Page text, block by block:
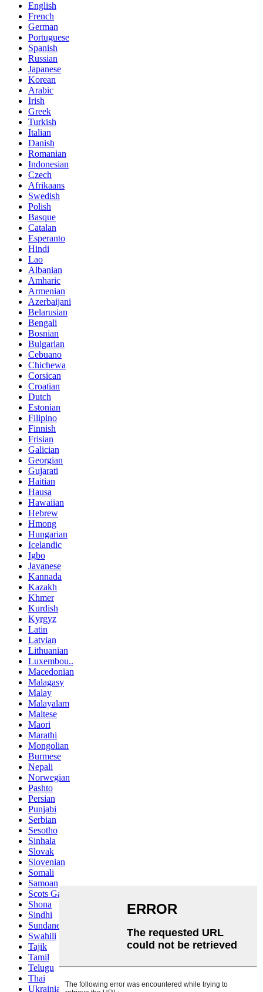
English
French
German
Portuguese
Spanish
Russian
Japanese
Korean
Arabic
Irish
Greek
Turkish
Italian
Danish
Romanian
Indonesian
Czech
Afrikaans
Swedish
Polish
Basque
Catalan
Esperanto
Hindi
Lao
Albanian
Amharic
Armenian
Azerbaijani
Belarusian
Bengali
Bosnian
Bulgarian
Cebuano
Chichewa
Corsican
Croatian
Dutch
Estonian
Filipino
Finnish
Frisian
Galician
Georgian
Gujarati
Haitian
Hausa
Hawaiian
Hebrew
Hmong
Hungarian
Icelandic
Igbo
Javanese
Kannada
Kazakh
Khmer
Kurdish
Kyrgyz
Latin
Latvian
Lithuanian
Luxembou..
Macedonian
Malagasy
Malay
Malayalam
Maltese
Maori
Marathi
Mongolian
Burmese
Nepali
Norwegian
Pashto
Persian
Punjabi
Serbian
Sesotho
Sinhala
Slovak
Slovenian
Somali
Samoan
Scots Gaelic
Shona
Sindhi
Sundanese
Swahili
Tajik
Tamil
Telugu
Thai
Ukrainian